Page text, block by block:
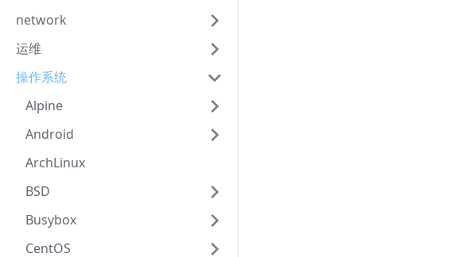
network
运维
操作系统
Alpine
Android
ArchLinux
BSD
Busybox
CentOS